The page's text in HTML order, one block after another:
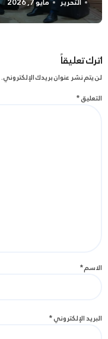
اترك تعليقاً
لن يتم نشر عنوان بريدك الإلكتروني.
التعليق*
الاسم*
البريد الإلكتروني*